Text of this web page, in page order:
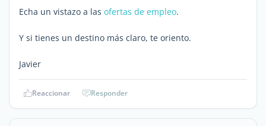
Echa un vistazo a las ofertas de empleo.
Y si tienes un destino más claro, te oriento.
Javier
Reaccionar Responder